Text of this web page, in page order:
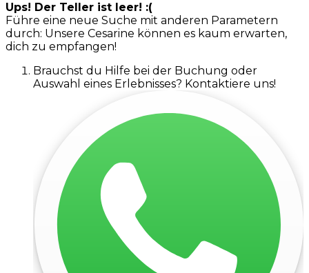
Ups! Der Teller ist leer! :(
Führe eine neue Suche mit anderen Parametern
durch: Unsere Cesarine können es kaum erwarten,
dich zu empfangen!
Brauchst du Hilfe bei der Buchung oder
Auswahl eines Erlebnisses? Kontaktiere uns!